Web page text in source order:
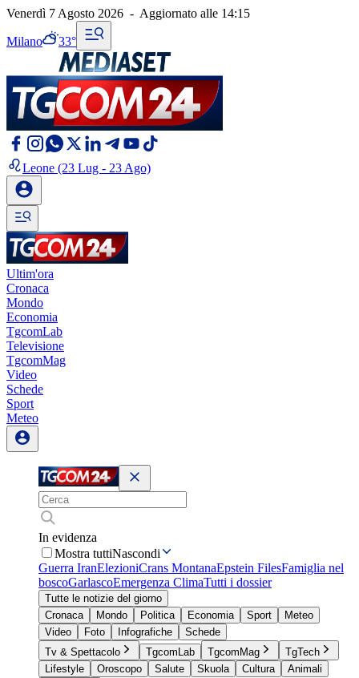
Venerdì 7 Agosto 2026 - Aggiornato alle 14:15
Milano 33°
Leone (23 Lug - 23 Ago)
Ultim'ora
Cronaca
Mondo
Economia
TgcomLab
Televisione
TgcomMag
Video
Schede
Sport
Meteo
In evidenza
Mostra tuttiNascondi
Guerra IranElezioniCrans MontanaEpstein FilesFamiglia nel
boscoGarlascoEmergenza ClimaTutti i dossier
Tutte le notizie del giorno
Cronaca
Mondo Politica Economia Sport
Meteo
Video
Foto Infografiche
Schede
Tv & Spettacolo
TgcomLab TgcomMag
TgTech
Lifestyle
Oroscopo Salute Skuola Cultura
Animali